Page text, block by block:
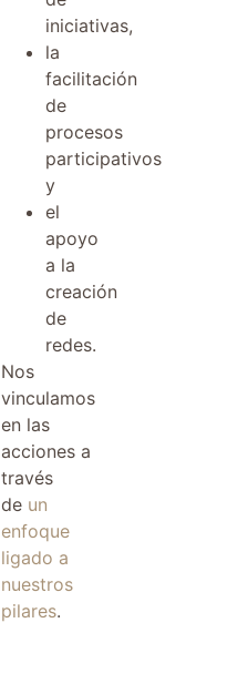
iniciativas,
la
facilitación
de
procesos
participativos
y
el
apoyo
a la
creación
de
redes.
Nos
vinculamos
en las
acciones a
través
de un
enfoque
ligado a
nuestros
pilares.